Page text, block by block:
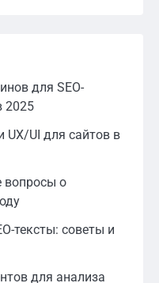
для SEO-
2025
UX/UI для сайтов в
вопросы о
тексты: советы и
для анализа